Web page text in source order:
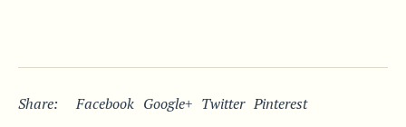
Share: Facebook Google+ Twitter Pinterest